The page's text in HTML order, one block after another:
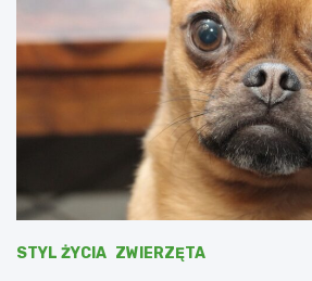
STYL ŻYCIA ZWIERZĘTA